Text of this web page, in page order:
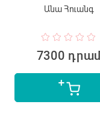
Անա Հուանգ
7300